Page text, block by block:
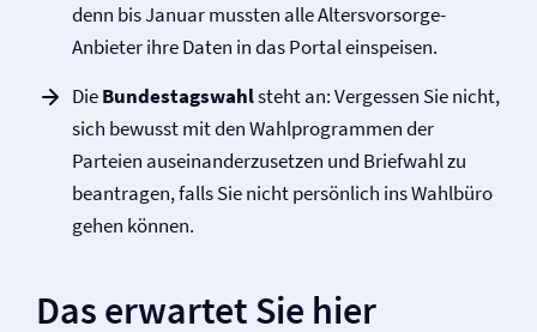
denn bis Januar mussten alle Altersvorsorge-
Anbieter ihre Daten in das Portal einspeisen.
DieBundestagswahlsteht an: Vergessen Sie nicht,
sich bewusst mit den Wahlprogrammen der
Parteien auseinanderzusetzen und Briefwahl zu
beantragen, falls Sie nicht persönlich ins Wahlbüro
gehen können.
Das erwartet Sie hier